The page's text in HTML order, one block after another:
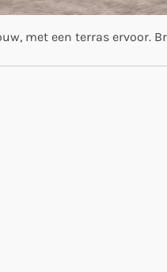
met een terras ervoor.